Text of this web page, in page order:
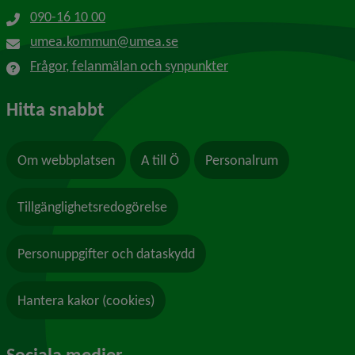
090-16 10 00
umea.kommun@umea.se
Frågor, felanmälan och synpunkter
Hitta snabbt
Om webbplatsen A till Ö Personalrum
Tillgänglighetsredogörelse
Personuppgifter och dataskydd
Hantera kakor (cookies)